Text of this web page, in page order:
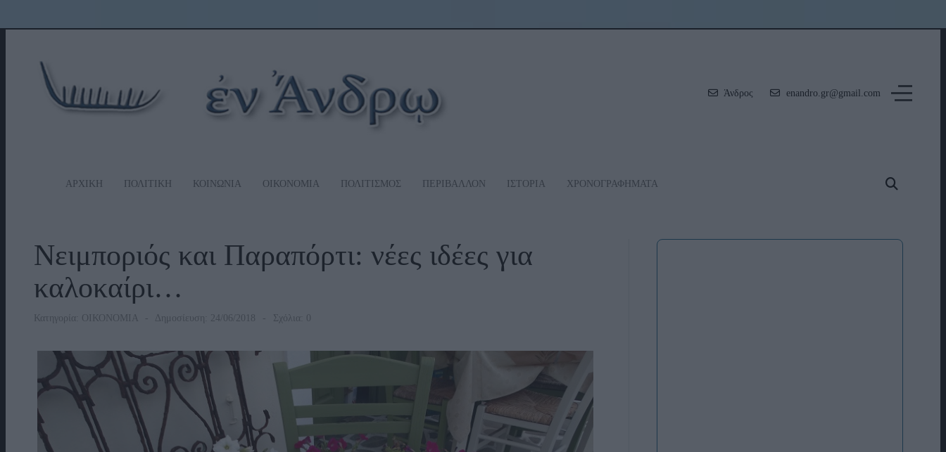
Άνδρος enandro.gr@gmail.com
ΑΡΧΙΚΗ ΠΟΛΙΤΙΚΗ ΚΟΙΝΩΝΙΑ ΟΙΚΟΝΟΜΙΑ ΠΟΛΙΤΙΣΜΟΣ ΠΕΡΙΒΑΛΛΟΝ ΙΣΤΟΡΙΑ ΧΡΟΝΟΓΡΑΦΗΜΑΤΑ
Νειμποριός και Παραπόρτι: νέες ιδέες για
καλοκαίρι…
Κατηγορία: ΟΙΚΟΝΟΜΙΑ Δημοσίευση: 24/06/2018 Σχόλια: 0